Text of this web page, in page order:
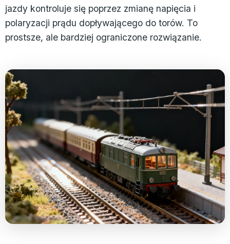
jazdy kontroluje się poprzez zmianę napięcia i
polaryzacji prądu dopływającego do torów. To
prostsze, ale bardziej ograniczone rozwiązanie.